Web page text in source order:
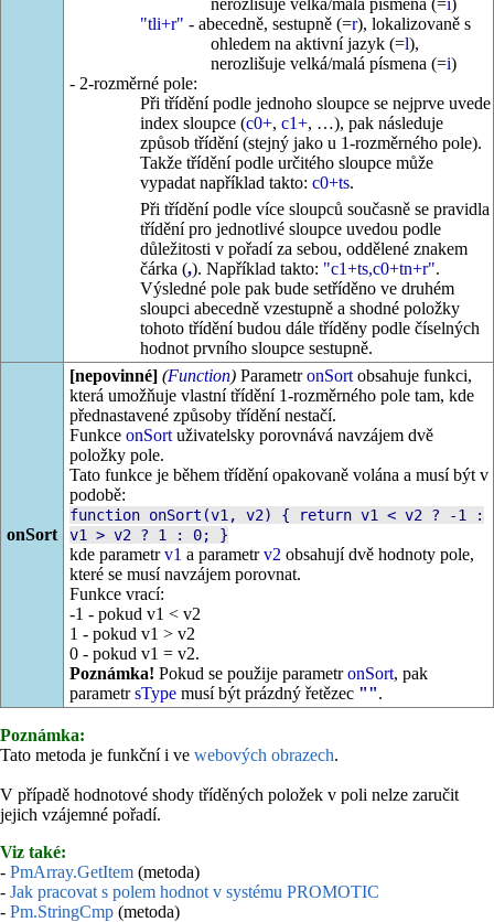
nerozlišuje velká/malá písmena (=i)
"tli+r" - abecedně, sestupně (=r), lokalizovaně s
ohledem na aktivní jazyk (=l),
nerozlišuje velká/malá písmena (=i)
- 2-rozměrné pole:
Při třídění podle jednoho sloupce se nejprve uvede
index sloupce (c0+, c1+, …), pak následuje
způsob třídění (stejný jako u 1-rozměrného pole).
Takže třídění podle určitého sloupce může
vypadat například takto: c0+ts.
Při třídění podle více sloupců současně se pravidla
třídění pro jednotlivé sloupce uvedou podle
důležitosti v pořadí za sebou, oddělené znakem
čárka (,). Například takto: "c1+ts,c0+tn+r".
Výsledné pole pak bude setříděno ve druhém
sloupci abecedně vzestupně a shodné položky
tohoto třídění budou dále tříděny podle číselných
hodnot prvního sloupce sestupně.
onSort
[nepovinné] (Function)ParametronSortobsahuje funkci,
která umožňuje vlastní třídění 1-rozměrného pole tam, kde
přednastavené způsoby třídění nestačí.
Funkce onSortuživatelsky porovnává navzájem dvě
položky pole.
Tato funkce je během třídění opakovaně volána a musí být v
podobě:
function onSort(v1, v2) { return v1 < v2 ? -1 :
v1 > v2 ? 1 : 0; }
kde parametrv1 a parametrv2 obsahují dvě hodnoty pole,
které se musí navzájem porovnat.
Funkce vrací:
-1 - pokud v1 < v2
1 - pokud v1 > v2
0 - pokud v1 = v2.
Poznámka! Pokud se použije parametronSort, pak
parametrsTypemusí být prázdný řetězec "".
Poznámka:
Tato metoda je funkční i ve webových obrazech.
V případě hodnotové shody tříděných položek v poli nelze zaručit
jejich vzájemné pořadí.
Viz také:
- PmArray.GetItem (metoda)
- Jak pracovat s polem hodnot v systému PROMOTIC
- Pm.StringCmp (metoda)